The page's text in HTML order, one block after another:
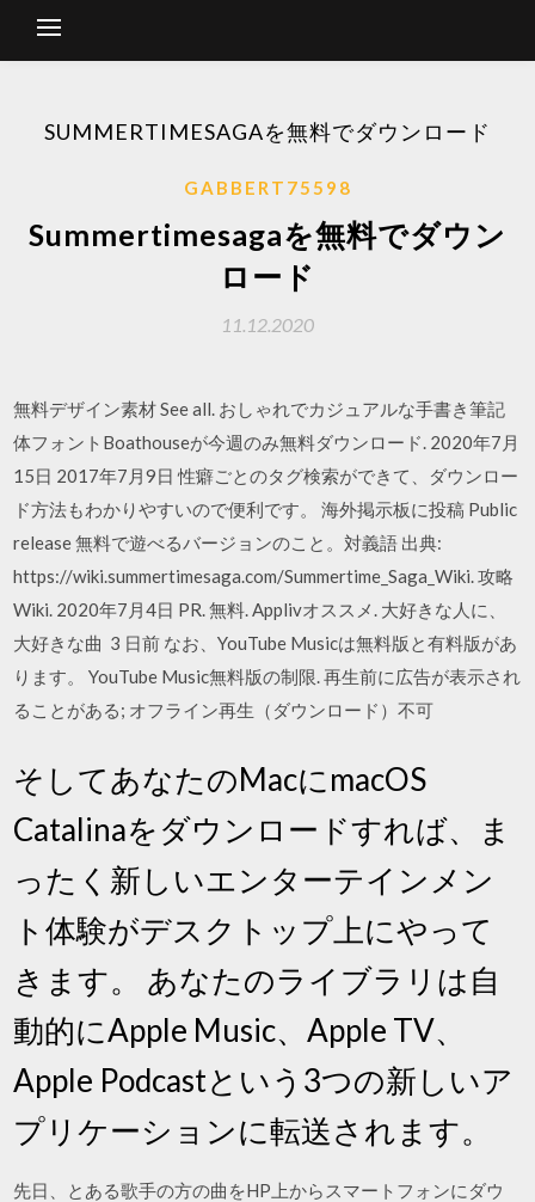
SUMMERTIMESAGAを無料でダウンロード
GABBERT75598
Summertimesagaを無料でダウン
ロード
11.12.2020
無料デザイン素材 See all. おしゃれでカジュアルな手書き筆記
体フォントBoathouseが今週のみ無料ダウンロード. 2020年7月
15日 2017年7月9日 性癖ごとのタグ検索ができて、ダウンロー
ド方法もわかりやすいので便利です。 海外掲示板に投稿 Public
release 無料で遊べるバージョンのこと。対義語 出典:
https://wiki.summertimesaga.com/Summertime_Saga_Wiki. 攻略
Wiki. 2020年7月4日 PR. 無料. Applivオススメ. 大好きな人に、
大好きな曲 3 日前 なお、YouTube Musicは無料版と有料版があ
ります。 YouTube Music無料版の制限. 再生前に広告が表示され
ることがある; オフライン再生（ダウンロード）不可
そしてあなたのMacにmacOS
Catalinaをダウンロードすれば、ま
ったく新しいエンターテインメン
ト体験がデスクトップ上にやって
きます。 あなたのライブラリは自
動的にApple Music、Apple TV、
Apple Podcastという3つの新しいア
プリケーションに転送されます。
先日、とある歌手の方の曲をHP上からスマートフォンにダウ